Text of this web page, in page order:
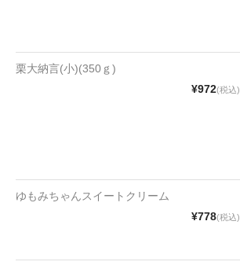
その他
栗大納言(小)(350ｇ)
¥972(税込)
ゆもみちゃんスイートクリーム
¥778(税込)